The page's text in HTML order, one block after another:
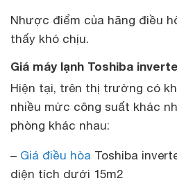
Nhược điểm của hãng điều
thấy khó chịu.
Giá máy lạnh Toshiba
Hiện tại, trên thị trường có
nhiều mức công suất khác
phòng khác nhau:
– Giá điều hòa Toshiba
diện tích dưới 15m2